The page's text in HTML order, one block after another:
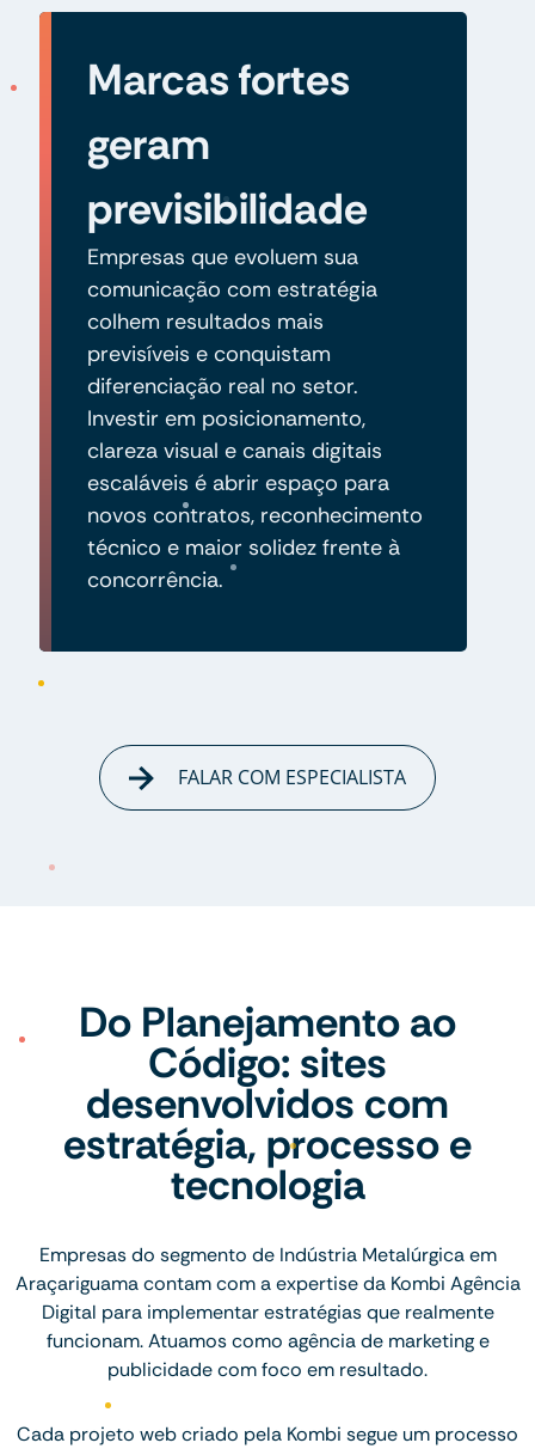
Marcas fortes
geram
previsibilidade
Empresas que evoluem sua
comunicação com estratégia
colhem resultados mais
previsíveis e conquistam
diferenciação real no setor.
Investir em posicionamento,
clareza visual e canais digitais
escaláveis é abrir espaço para
novos contratos, reconhecimento
técnico e maior solidez frente à
concorrência.
FALAR COM ESPECIALISTA
Do Planejamento ao
Código: sites
desenvolvidos com
estratégia, processo e
tecnologia
Empresas do segmento de Indústria Metalúrgica em
Araçariguama contam com a expertise da Kombi Agência
Digital para implementar estratégias que realmente
funcionam. Atuamos como agência de marketing e
publicidade com foco em resultado.
Cada projeto web criado pela Kombi segue um processo